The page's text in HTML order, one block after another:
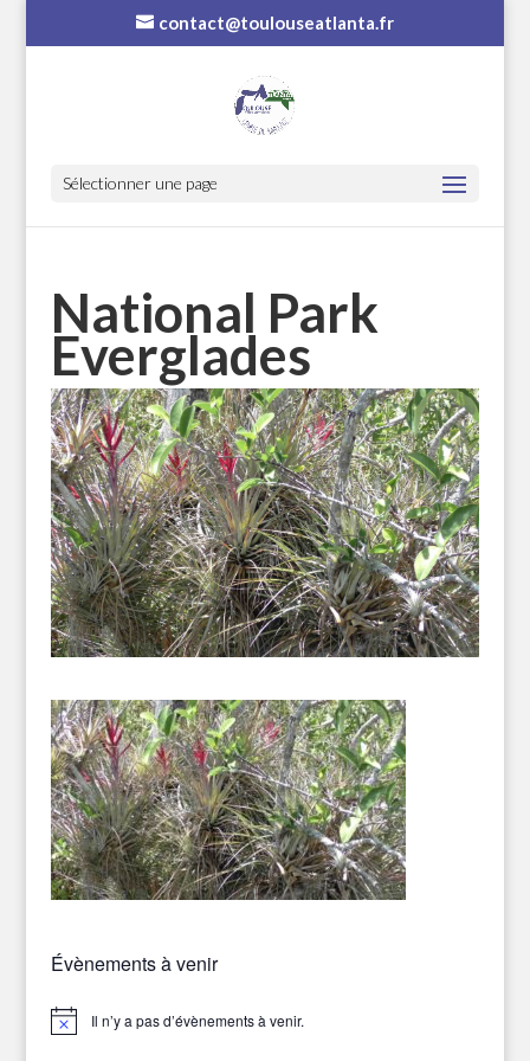
contact@toulouseatlanta.fr
Sélectionner une page
National Park
Everglades
Évènements à venir
Notice Il n’y a pas d’évènements à venir.